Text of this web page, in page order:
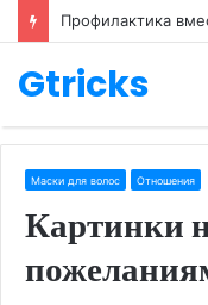
Gtricks
Маски для волос Отношения
Картинки